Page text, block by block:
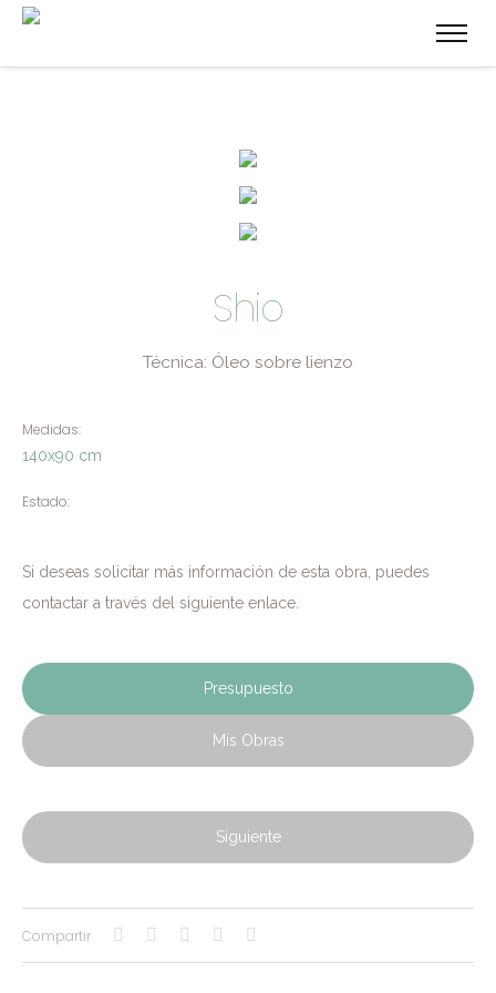
Shio
Técnica: Óleo sobre lienzo
Medidas:
140x90 cm
Estado:
Si deseas solicitar más información de esta obra, puedes
contactar a través del siguiente enlace.
Presupuesto
Mis Obras
Siguiente
Compartir